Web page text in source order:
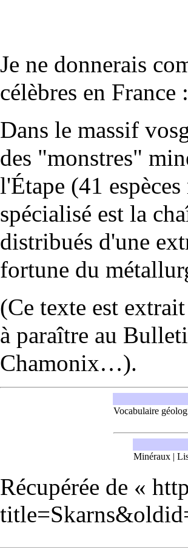
Je ne donnerais
célèbres en France :
Dans le massif
des "monstres"
l'Étape (41
spécialisé est la
distribués d'une
fortune du
(Ce texte est
à paraître au
Chamonix…).
Vocabulaire
Minéraux |
Récupérée de «